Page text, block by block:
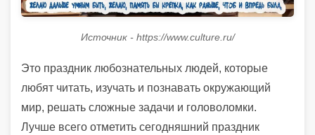
Источник - https://www.culture.ru/
Это праздник любознательных людей, которые
любят читать, изучать и познавать окружающий
мир, решать сложные задачи и головоломки.
Лучше всего отметить сегодняшний праздник